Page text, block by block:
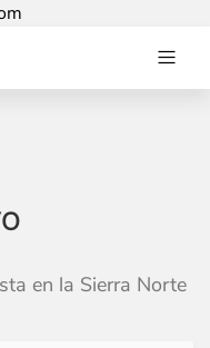
en la Sierra Norte